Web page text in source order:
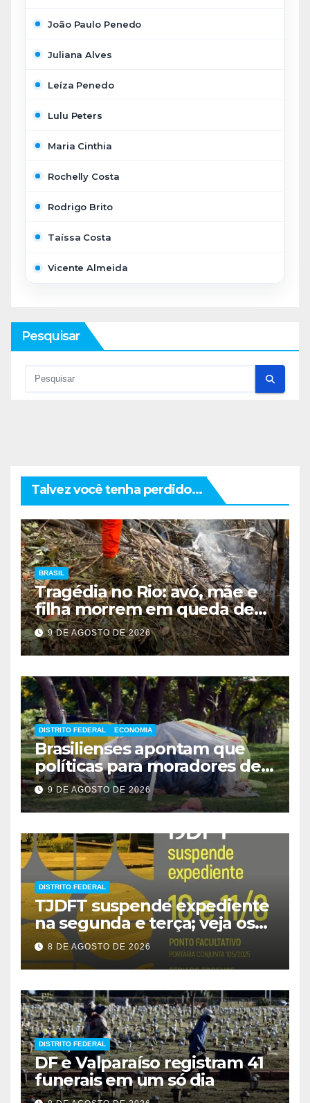
João Paulo Penedo
Juliana Alves
Leíza Penedo
Lulu Peters
Maria Cinthia
Rochelly Costa
Rodrigo Brito
Taíssa Costa
Vicente Almeida
Pesquisar
Talvez você tenha perdido...
BRASIL
Tragédia no Rio: avó, mãe e
filha morrem em queda de
helicóptero
9 DE AGOSTO DE 2026
DISTRITO FEDERAL ECONOMIA
Brasilienses apontam que
políticas para moradores de
rua influenciam voto
9 DE AGOSTO DE 2026
DISTRITO FEDERAL
TJDFT suspende expediente
na segunda e terça; veja os
prazos
8 DE AGOSTO DE 2026
DISTRITO FEDERAL
DF e Valparaíso registram 41
funerais em um só dia